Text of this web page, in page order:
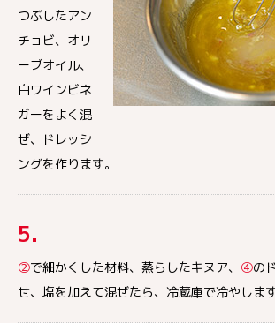
つぶしたアン
チョビ、オリ
ーブオイル、
白ワインビネ
ガーをよく混
ぜ、ドレッシ
ングを作ります。
5.
②で細かくした材料、蒸らしたキヌア、 ④の
せ、塩を加えて混ぜたら、冷蔵庫で冷やします